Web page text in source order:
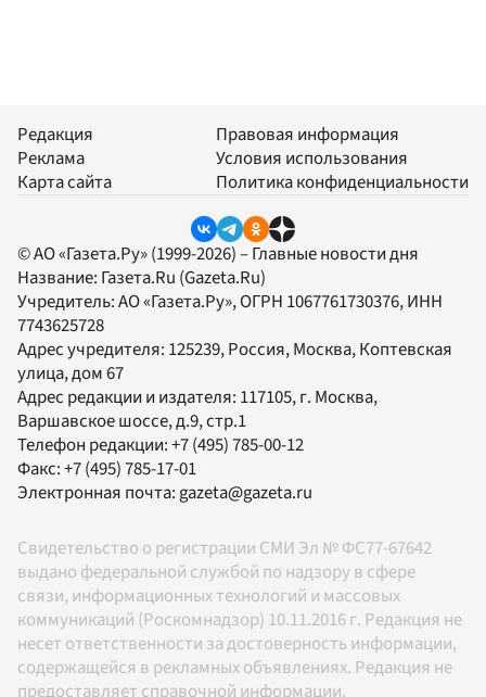
Редакция
Реклама
Карта сайта
Правовая информация
Условия использования
Политика конфиденциальности
© АО «Газета.Ру» (1999-2026) – Главные новости дня
Название: Газета.Ru (Gazeta.Ru)
Учредитель:АО «Газета.Ру», ОГРН 1067761730376, ИНН
7743625728
Адрес учредителя: 125239, Россия, Москва, Коптевская
улица, дом 67
Адрес редакции и издателя: 117105, г. Москва,
Варшавское шоссе, д.9, стр.1
Телефон редакции:+7 (495) 785-00-12
Факс:+7 (495) 785-17-01
Электронная почта:gazeta@gazeta.ru
Свидетельство о регистрации СМИ Эл № ФС77-67642
выдано федеральной службой по надзору в сфере
связи, информационных технологий и массовых
коммуникаций (Роскомнадзор) 10.11.2016 г. Редакция не
несет ответственности за достоверность информации,
содержащейся в рекламных объявлениях. Редакция не
предоставляет справочной информации.